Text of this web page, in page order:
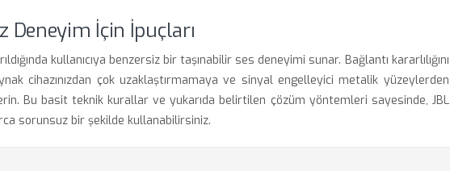
Deneyim İçin İpuçları
kullanıcıya benzersiz bir taşınabilir ses deneyimi sunar. Bağlantı kararlılığını
cihazınızdan çok uzaklaştırmamaya ve sinyal engelleyici metalik yüzeylerden
Bu basit teknik kurallar ve yukarıda belirtilen çözüm yöntemleri sayesinde, JBL
sorunsuz bir şekilde kullanabilirsiniz.